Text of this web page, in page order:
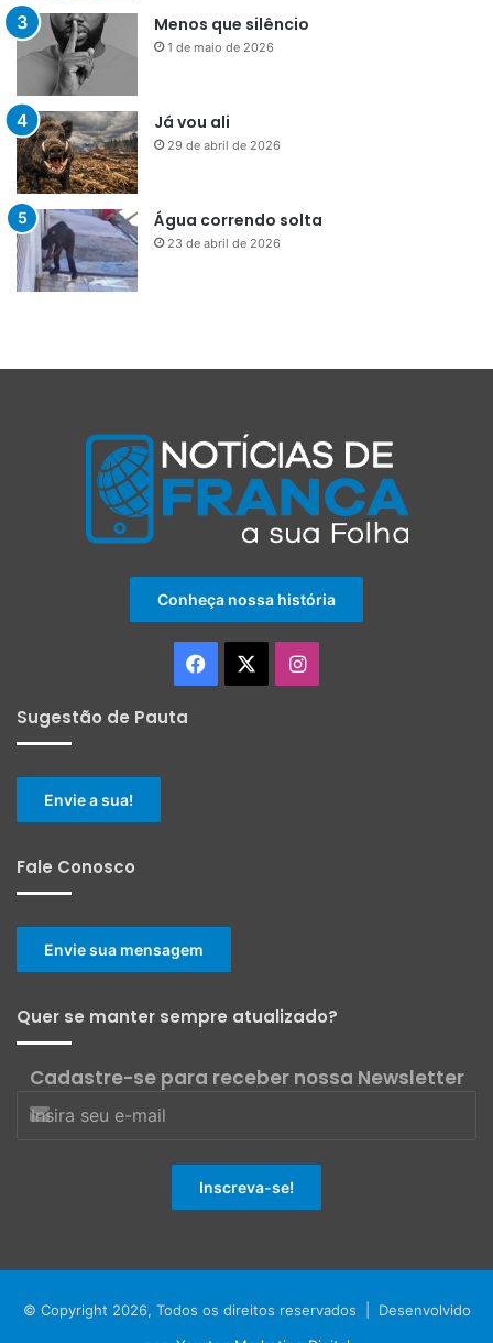
Menos que silêncio
1 de maio de 2026
Já vou ali
29 de abril de 2026
Água correndo solta
23 de abril de 2026
Conheça nossa história
Facebook Instagram
Sugestão de Pauta
Envie a sua!
Fale Conosco
Envie sua mensagem
Quer se manter sempre atualizado?
Cadastre-se para receber nossa Newsletter
© Copyright 2026, Todos os direitos reservados | Desenvolvido